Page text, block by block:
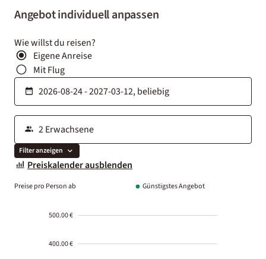
Angebot individuell anpassen
Wie willst du reisen?
Eigene Anreise
Mit Flug
Filter anzeigen
Preiskalender ausblenden
Preise pro Person ab Günstigstes Angebot
500.00 €
400.00 €